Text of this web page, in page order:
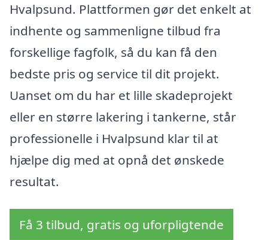
Hvalpsund. Plattformen gør det enkelt at
indhente og sammenligne tilbud fra
forskellige fagfolk, så du kan få den
bedste pris og service til dit projekt.
Uanset om du har et lille skadeprojekt
eller en større lakering i tankerne, står
professionelle i Hvalpsund klar til at
hjælpe dig med at opnå det ønskede
resultat.
Få 3 tilbud, gratis og uforpligtende